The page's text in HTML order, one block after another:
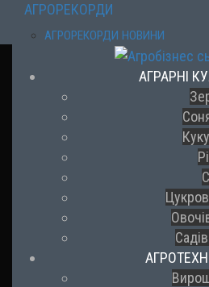
АГРОРЕКОРДИ
АГРОРЕКОРДИ НОВИНИ
АГРАРНІ